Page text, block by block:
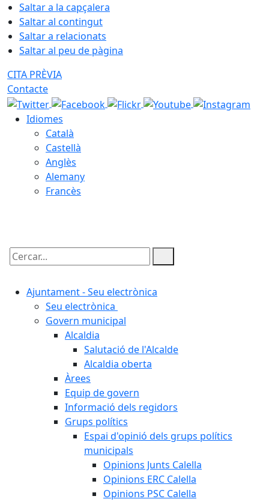
Saltar a la capçalera
Saltar al contingut
Saltar a relacionats
Saltar al peu de pàgina
CITA PRÈVIA
Contacte
Idiomes
Català
Castellà
Anglès
Alemany
Francès
Cercar:
Ajuntament - Seu electrònica
Seu electrònica
Govern municipal
Alcaldia
Salutació de l'Alcalde
Alcaldia oberta
Àrees
Equip de govern
Informació dels regidors
Grups polítics
Espai d'opinió dels grups polítics
municipals
Opinions Junts Calella
Opinions ERC Calella
Opinions PSC Calella